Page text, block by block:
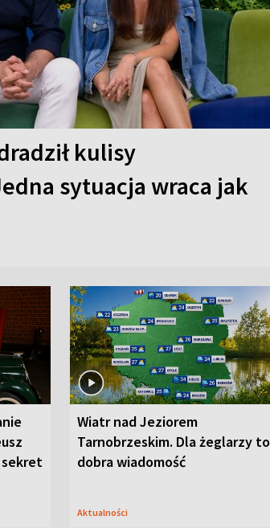
kulisy
sytuacja wraca jak
sekret
Wiatr nad Jeziorem
Tarnobrzeskim. Dla żeglarzy to
dobra wiadomość
Aktualności